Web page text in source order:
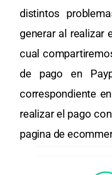
distintos
generar al realizar
cual
de pago en
correspondiente
realizar el pago
pagina de